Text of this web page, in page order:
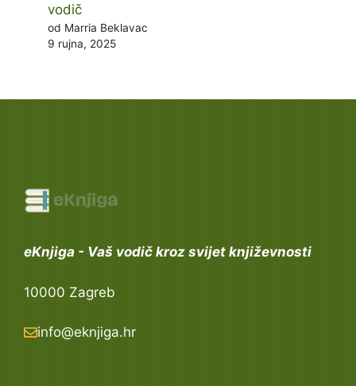
vodič
od Marria Beklavac
9 rujna, 2025
eKnjiga - Vaš vodič kroz svijet književnosti
10000 Zagreb
info@eknjiga.hr